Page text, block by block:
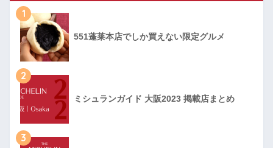
1
551蓬莱本店でしか買えない限定グルメ
2
ミシュランガイド 大阪2023 掲載店まとめ
3